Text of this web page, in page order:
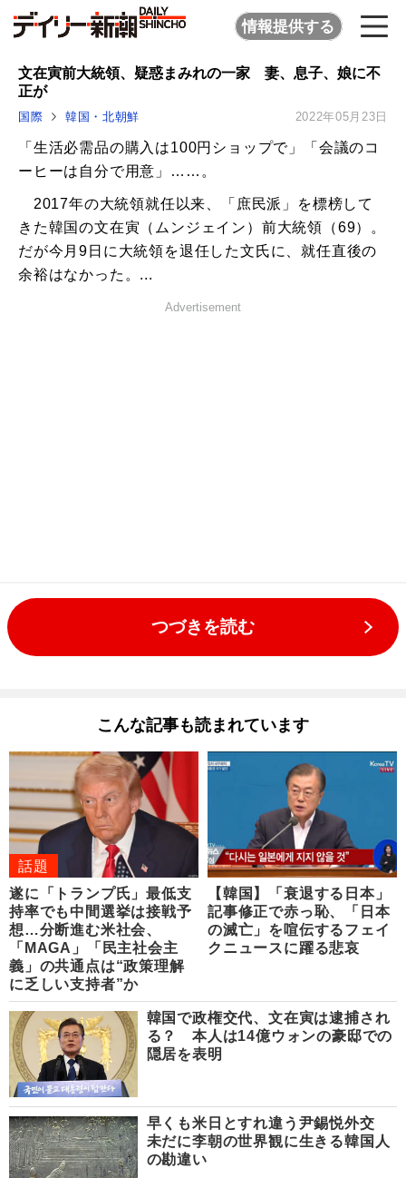
情報提供する
文在寅前大統領、疑惑まみれの一家 妻、息子、娘に不
正が
国際 韓国・北朝鮮 2022年05月23日
「生活必需品の購入は100円ショップで」「会議のコ
ーヒーは自分で用意」……。
2017年の大統領就任以来、「庶民派」を標榜して
きた韓国の文在寅（ムンジェイン）前大統領（69）。
だが今月9日に大統領を退任した文氏に、就任直後の
余裕はなかった。...
Advertisement
つづきを読む
こんな記事も読まれています
話題
遂に「トランプ氏」最低支
持率でも中間選挙は接戦予
想…分断進む米社会、
「MAGA」「民主社会主
義」の共通点は“政策理解
に乏しい支持者”か
【韓国】「衰退する日本」
記事修正で赤っ恥、「日本
の滅亡」を喧伝するフェイ
クニュースに躍る悲哀
韓国で政権交代、文在寅は逮捕され
る？ 本人は14億ウォンの豪邸での
隠居を表明
早くも米日とすれ違う尹錫悦外交
未だに李朝の世界観に生きる韓国人
の勘違い